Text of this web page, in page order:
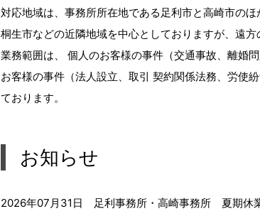
対応地域は、事務所所在地である足利市と高崎市の
桐生市などの近隣地域を中心としておりますが、遠方
業務範囲は、 個人のお客様の事件（交通事故、離婚
お客様の事件（法人設立、取引 契約関係法務、労使
ております。
お知らせ
2026年07月31日 足利事務所・高崎事務所 夏期休